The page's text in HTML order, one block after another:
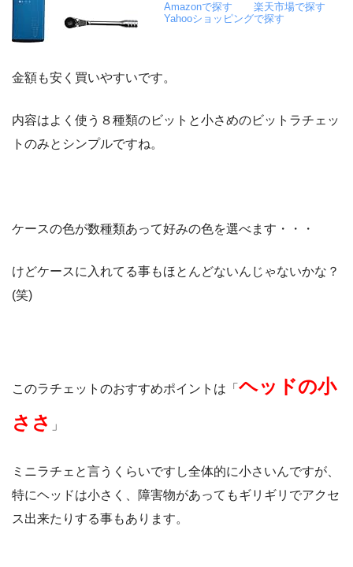
Amazonで探す
楽天市場で探す
Yahooショッピングで探す
金額も安く買いやすいです。
内容はよく使う８種類のビットと小さめのビットラチェッ
トのみとシンプルですね。
ケースの色が数種類あって好みの色を選べます・・・
けどケースに入れてる事もほとんどないんじゃないかな？
(笑)
このラチェットのおすすめポイントは「 ヘッドの小
ささ 」
ミニラチェと言うくらいですし全体的に小さいんですが、
特にヘッドは小さく、障害物があってもギリギリでアクセ
ス出来たりする事もあります。